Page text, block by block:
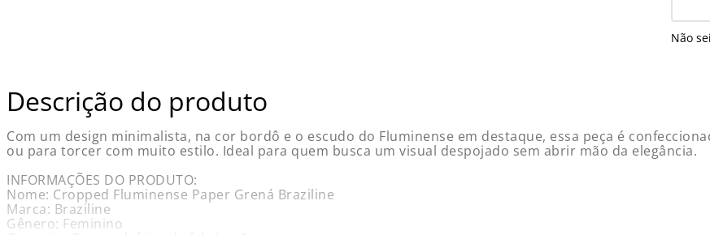
Não
Descrição do produto
Com um design minimalista, na cor bordô e o escudo do Fluminense em destaque, essa peça é
ou para torcer com muito estilo. Ideal para quem busca um visual despojado sem abrir mão da elegância.
INFORMAÇÕES DO PRODUTO:
Nome: Cropped Fluminense Paper Grená Braziline
Marca: Braziline
Gênero: Feminino